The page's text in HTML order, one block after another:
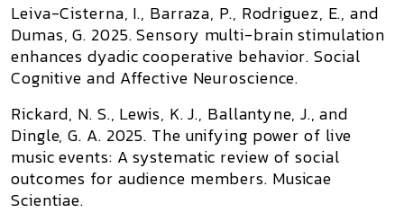
Leiva-Cisterna, I., Barraza, P., Rodriguez, E., and
Dumas, G. 2025. Sensory multi-brain stimulation
enhances dyadic cooperative behavior. Social
Cognitive and Affective Neuroscience.
Rickard, N. S., Lewis, K. J., Ballantyne, J., and
Dingle, G. A. 2025. The unifying power of live
music events: A systematic review of social
outcomes for audience members. Musicae
Scientiae.